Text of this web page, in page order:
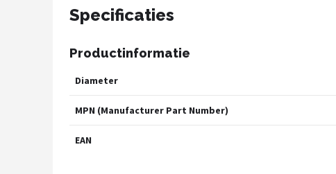
Specificaties
Productinformatie
Diameter
MPN (Manufacturer Part Number)
EAN